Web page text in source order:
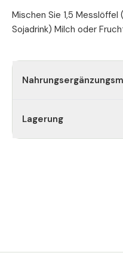
Mischen Sie 1,5
Sojadrink) Milch oder
Lagerung